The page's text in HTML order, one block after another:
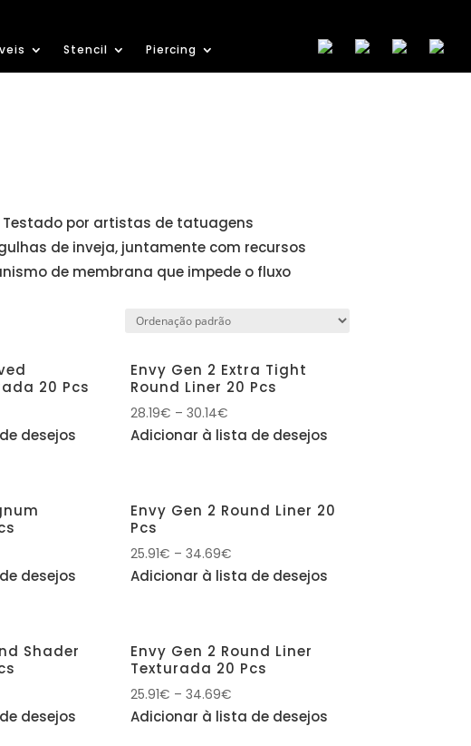
Stencil Piercing
por artistas de tatuagens
de inveja, juntamente com recursos
de membrana que impede o fluxo
20 Pcs
desejos
Envy Gen 2 Extra Tight
Round Liner 20 Pcs
28.19€ –30.14€
Adicionar à lista de desejos
desejos
Envy Gen 2 Round Liner 20
Pcs
25.91€ –34.69€
Adicionar à lista de desejos
Shader
desejos
Envy Gen 2 Round Liner
Texturada 20 Pcs
25.91€ –34.69€
Adicionar à lista de desejos